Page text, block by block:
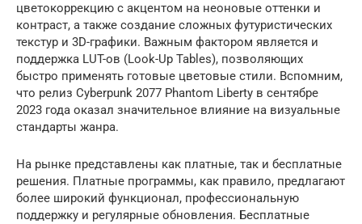
цветокоррекцию с акцентом на неоновые оттенки и
контраст, а также создание сложных футуристических
текстур и 3D-графики. Важным фактором является и
поддержка LUT-ов (Look-Up Tables), позволяющих
быстро применять готовые цветовые стили. Вспомним,
что релиз Cyberpunk 2077 Phantom Liberty в сентябре
2023 года оказал значительное влияние на визуальные
стандарты жанра.
На рынке представлены как платные, так и бесплатные
решения. Платные программы, как правило, предлагают
более широкий функционал, профессиональную
поддержку и регулярные обновления. Бесплатные